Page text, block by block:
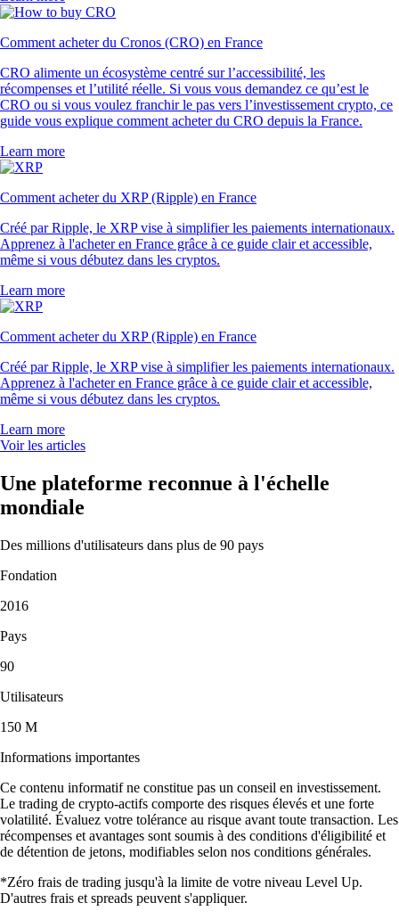
Comment acheter du Cronos (CRO) en France
CRO alimente un écosystème centré sur l’accessibilité, les
récompenses et l’utilité réelle. Si vous vous demandez ce qu’est le
CRO ou si vous voulez franchir le pas vers l’investissement crypto, ce
guide vous explique comment acheter du CRO depuis la France.
Learn more
Comment acheter du XRP (Ripple) en France
Créé par Ripple, le XRP vise à simplifier les paiements internationaux.
Apprenez à l'acheter en France grâce à ce guide clair et accessible,
même si vous débutez dans les cryptos.
Learn more
Comment acheter du XRP (Ripple) en France
Créé par Ripple, le XRP vise à simplifier les paiements internationaux.
Apprenez à l'acheter en France grâce à ce guide clair et accessible,
même si vous débutez dans les cryptos.
Learn more
Voir les articles
Une plateforme reconnue à l'échelle
mondiale
Des millions d'utilisateurs dans plus de 90 pays
Fondation
2016
Pays
90
Utilisateurs
150 M
Informations importantes
Ce contenu informatif ne constitue pas un conseil en investissement.
Le trading de crypto-actifs comporte des risques élevés et une forte
volatilité. Évaluez votre tolérance au risque avant toute transaction. Les
récompenses et avantages sont soumis à des conditions d'éligibilité et
de détention de jetons, modifiables selon nos conditions générales.
*Zéro frais de trading jusqu'à la limite de votre niveau Level Up.
D'autres frais et spreads peuvent s'appliquer.